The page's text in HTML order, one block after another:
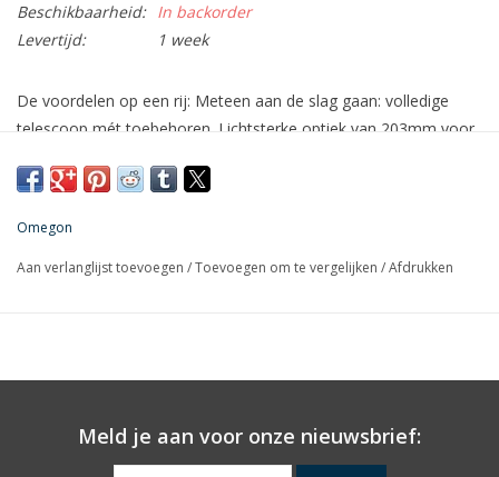
Beschikbaarheid: In backorder
Levertijd:
1 week
De voordelen op een rij: Meteen aan de slag gaan: volledige
telescoop mét toebehoren. Lichtsterke optiek van 203mm voor
die een scherpe beeldweergave garandeert. Nieuw
Omegon
Aan verlanglijst toevoegen /Toevoegen om te vergelijken /Afdrukken
Meld je aan voor onze nieuwsbrief: